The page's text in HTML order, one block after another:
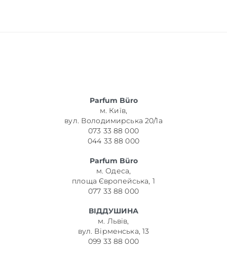
Parfum Büro
м. Київ,
вул. Володимирська 20/1а
073 33 88 000
044 33 88 000
Parfum Büro
м. Одеса,
площа Європейська, 1
077 33 88 000
ВІДДУШИНА
м. Львів,
вул. Вірменська, 13
099 33 88 000